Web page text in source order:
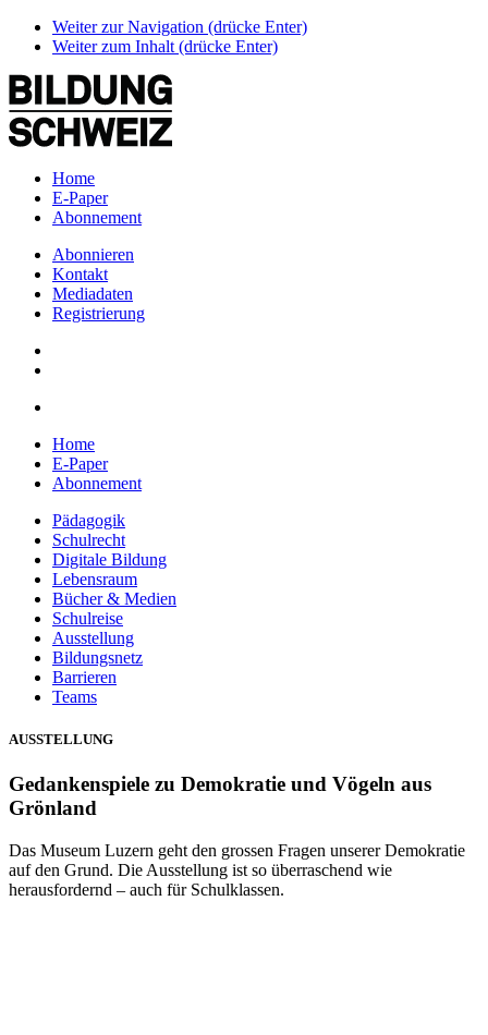
Weiter zur Navigation (drücke Enter)
Weiter zum Inhalt (drücke Enter)
Home
E-Paper
Abonnement
Abonnieren
Kontakt
Mediadaten
Registrierung
Home
E-Paper
Abonnement
Pädagogik
Schulrecht
Digitale Bildung
Lebensraum
Bücher & Medien
Schulreise
Ausstellung
Bildungsnetz
Barrieren
Teams
AUSSTELLUNG
Gedankenspiele zu Demokratie und Vögeln aus
Grönland
Das Museum Luzern geht den grossen Fragen unserer Demokratie
auf den Grund. Die Ausstellung ist so überraschend wie
herausfordernd – auch für Schulklassen.